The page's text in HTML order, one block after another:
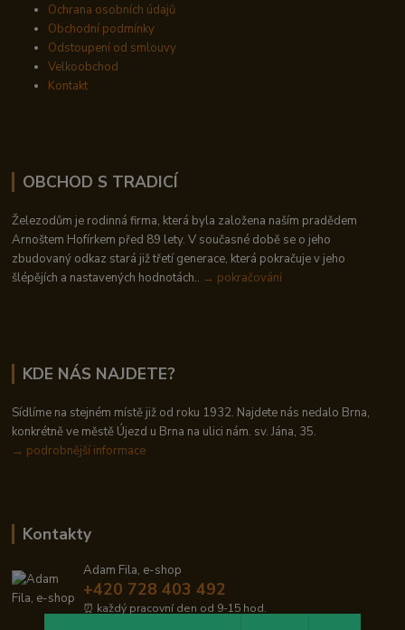
Ochrana osobních údajů
Obchodní podmínky
Odstoupení od smlouvy
Velkoobchod
Kontakt
OBCHOD S TRADICÍ
Železodům je rodinná firma, která byla založena naším pradědem
Arnoštem Hofírkem před 89 lety. V současné době se o jeho
zbudovaný odkaz stará již třetí generace, která pokračuje v jeho
šlépějích a nastavených hodnotách.. → pokračování
KDE NÁS NAJDETE?
Sídlíme na stejném místě již od roku 1932. Najdete nás nedalo Brna,
konkrétně ve městě Újezd u Brna na ulici nám. sv. Jána, 35.
→ podrobnější informace
Kontakty
Adam Fila, e-shop
+420 728 403 492
⏰ každý pracovní den od 9-15 hod.